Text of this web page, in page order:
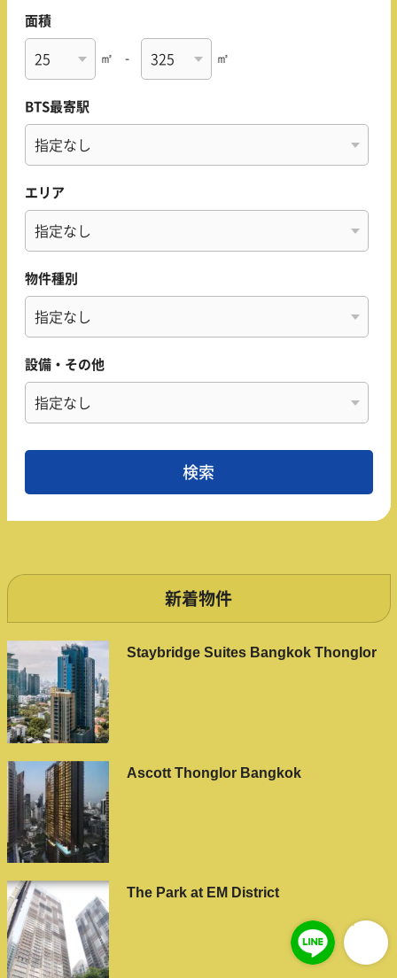
面積
㎡ - ㎡
BTS最寄駅
エリア
物件種別
設備・その他
新着物件
Staybridge Suites Bangkok Thonglor
Ascott Thonglor Bangkok
The Park at EM District